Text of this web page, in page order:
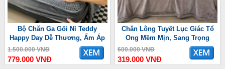
Bộ Chăn Ga Gối Nỉ Teddy
Happy Day Dễ Thương, Ấm Áp
1.500.000 VNĐ
779.000 VNĐ
Chăn Lông Tuyết Lục Giác Tổ
Ong Mềm Mịn, Sang Trọng
600.000 VNĐ
319.000 VNĐ